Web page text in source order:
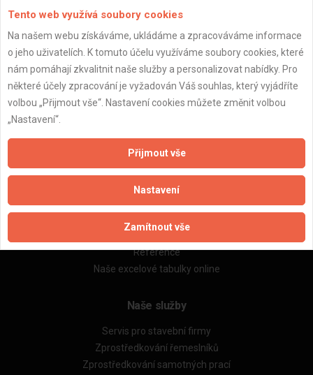
ZPĚT
Aktualizováno z portálu ARES dne 02.12.2025 02:15:02
Naše firmy a řemeslníci
Zpracování a ochrana osobních údajů
Reference
Naše excelové tabulky online
Naše služby
Servis pro stavební firmy
Zprostředkování řemeslníků
Zprostředkování samotných prací
Tento web využívá soubory cookies
Na našem webu získáváme, ukládáme a zpracováváme informace
o jeho uživatelích. K tomuto účelu využíváme soubory cookies, které
nám pomáhají zkvalitnit naše služby a personalizovat nabídky. Pro
některé účely zpracování je vyžadován Váš souhlas, který vyjádříte
volbou „Přijmout vše“. Nastavení cookies můžete změnit volbou
„Nastavení“.
Přijmout vše
Nastavení
Zamítnout vše